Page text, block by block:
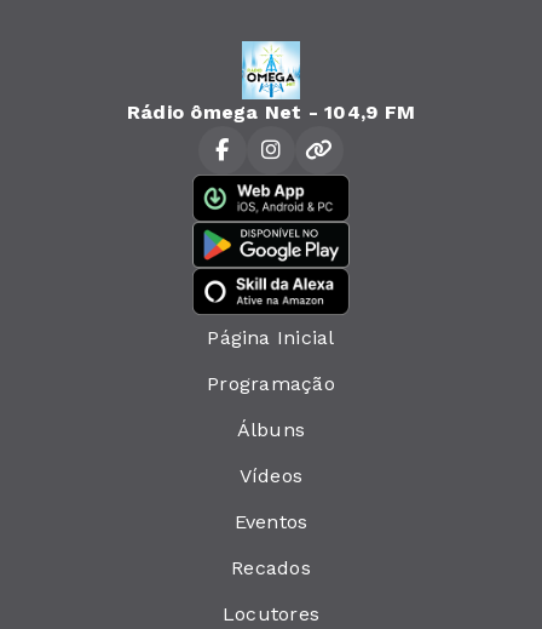
Rádio ômega Net - 104,9 FM
Página Inicial
Programação
Álbuns
Vídeos
Eventos
Recados
Locutores